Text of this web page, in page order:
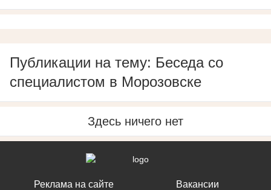
Публикации на тему: Беседа со
специалистом в Морозовске
Здесь ничего нет
Реклама на сайте
Вакансии